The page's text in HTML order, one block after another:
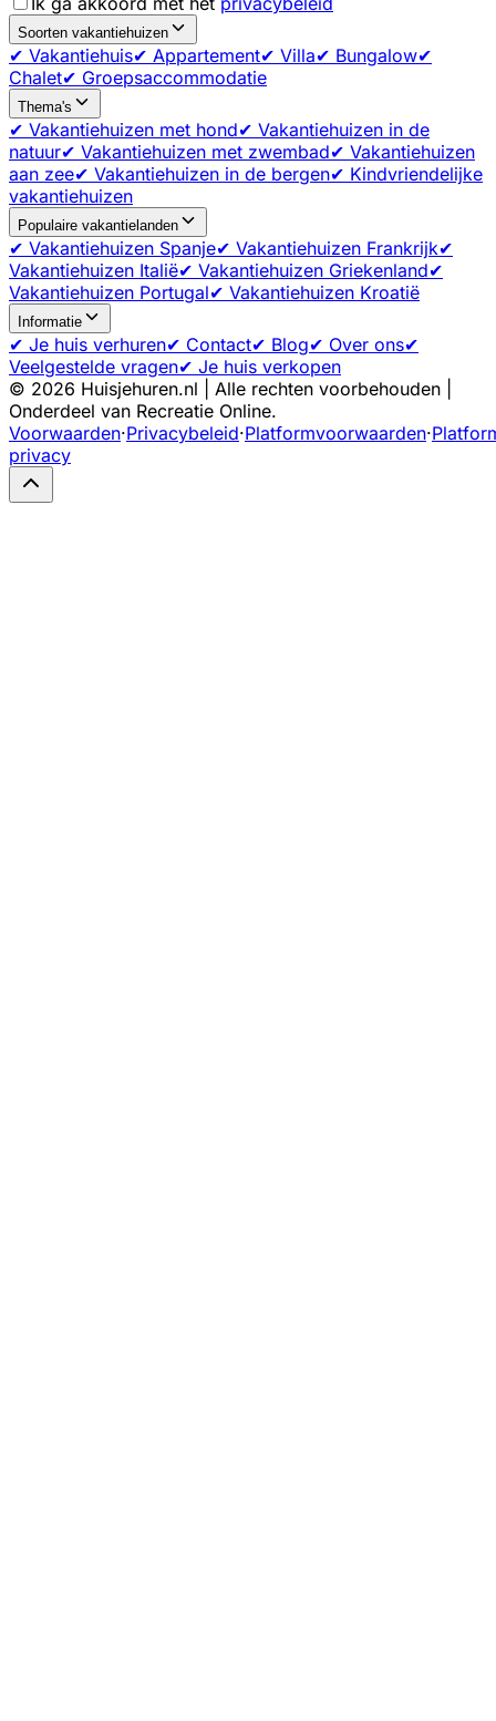
Soorten vakantiehuizen
✔ Vakantiehuis✔ Appartement✔ Villa✔ Bungalow✔
Chalet✔ Groepsaccommodatie
Thema's
✔ Vakantiehuizen met hond✔ Vakantiehuizen in de
natuur✔ Vakantiehuizen met zwembad✔ Vakantiehuizen
aan zee✔ Vakantiehuizen in de bergen✔ Kindvriendelijke
vakantiehuizen
Populaire vakantielanden
✔ Vakantiehuizen Spanje✔ Vakantiehuizen Frankrijk✔
Vakantiehuizen Italië✔ Vakantiehuizen Griekenland✔
Vakantiehuizen Portugal✔ Vakantiehuizen Kroatië
Informatie
✔ Je huis verhuren✔ Contact✔ Blog✔ Over ons✔
Veelgestelde vragen✔ Je huis verkopen
© 2026 Huisjehuren.nl | Alle rechten voorbehouden |
Onderdeel van Recreatie Online.
Voorwaarden·Privacybeleid·Platformvoorwaarden·
privacy